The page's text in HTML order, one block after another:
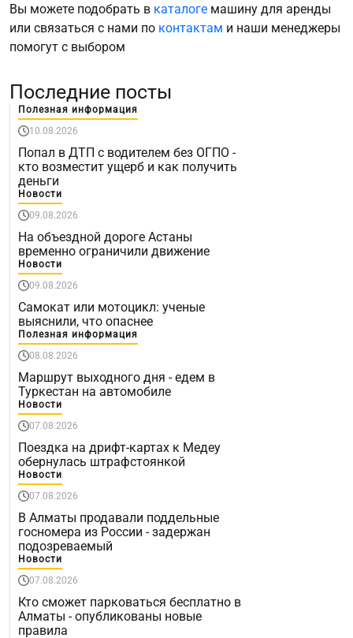
Вы можете подобрать в каталоге машину для аренды
или связаться с нами по контактам и наши менеджеры
помогут с выбором
Последние посты
Полезная информация
10.08.2026
Попал в ДТП с водителем без ОГПО -
кто возместит ущерб и как получить
деньги
Новости
09.08.2026
На объездной дороге Астаны
временно ограничили движение
Новости
09.08.2026
Самокат или мотоцикл: ученые
выяснили, что опаснее
Полезная информация
08.08.2026
Маршрут выходного дня - едем в
Туркестан на автомобиле
Новости
07.08.2026
Поездка на дрифт-картах к Медеу
обернулась штрафстоянкой
Новости
07.08.2026
В Алматы продавали поддельные
госномера из России - задержан
подозреваемый
Новости
07.08.2026
Кто сможет парковаться бесплатно в
Алматы - опубликованы новые
правила